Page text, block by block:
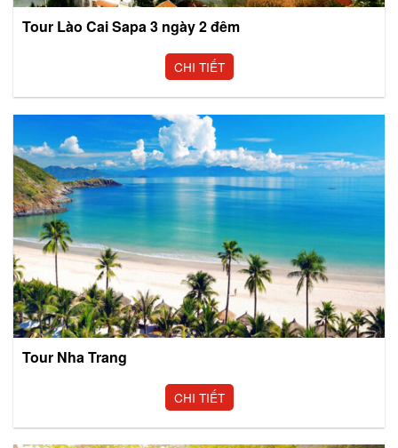
Tour Lào Cai Sapa 3 ngày 2 đêm
CHI TIẾT
Tour Nha Trang
CHI TIẾT